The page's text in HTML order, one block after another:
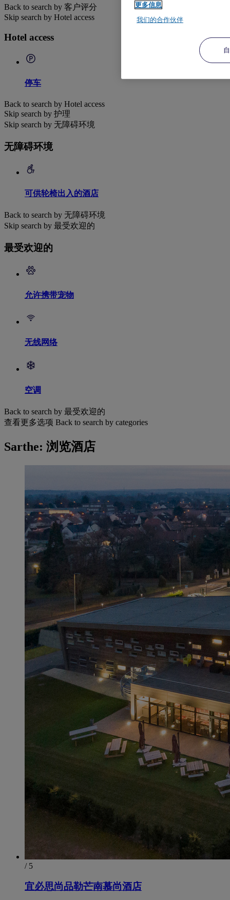
Back to search by 客户评分
Skip search by Hotel access
Hotel access
停车
Back to search by Hotel access
Skip search by 护理
Skip search by 无障碍环境
无障碍环境
可供轮椅出入的酒店
Back to search by 无障碍环境
Skip search by 最受欢迎的
最受欢迎的
允许携带宠物
无线网络
空调
Back to search by 最受欢迎的
查看更多选项 Back to search by categories
Sarthe: 浏览酒店
/ 5
宜必思尚品勒芒南慕尚酒店
更多信息
我们的合作伙伴